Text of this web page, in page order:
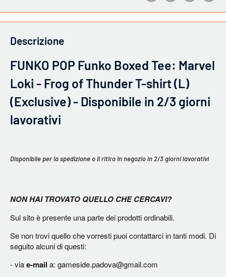
Descrizione
FUNKO POP Funko Boxed Tee: Marvel
Loki - Frog of Thunder T-shirt (L)
(Exclusive) - Disponibile in 2/3 giorni
lavorativi
Disponibile per la spedizione o il ritiro in negozio in 2/3 giorni lavorativi
NON HAI TROVATO QUELLO CHE CERCAVI?
Sul sito è presente una parte dei prodotti ordinabili.
Se non trovi quello che vorresti puoi contattarci in tanti modi. Di
seguito alcuni di questi:
- viae-mail a: gameside.padova@gmail.com